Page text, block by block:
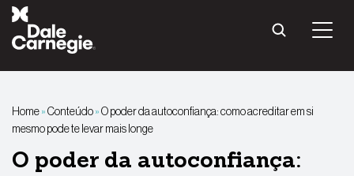
Pular
conteúdo
Home»Conteúdo»O poder da autoconfiança: como acreditar em si
mesmo pode te levar mais longe
O poder da autoconfiança: